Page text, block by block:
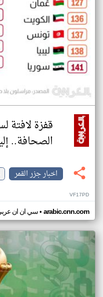
قفزة لافتة
الصحافة..
اخبار جزر القمر
VF17PD
سي ان ان• arabic.cnn.com